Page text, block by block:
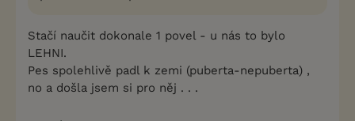
Stačí naučit dokonale 1 povel - u nás to bylo
LEHNI.
Pes spolehlivě padl k zemi (puberta-nepuberta) ,
no a došla jsem si pro něj . . .